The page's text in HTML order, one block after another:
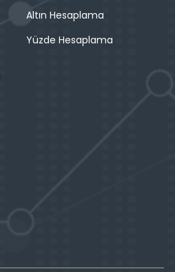
Altın Hesaplama
Yüzde Hesaplama